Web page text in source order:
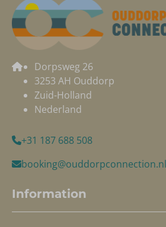
Dorpsweg 26
3253 AH Ouddorp
Zuid-Holland
Nederland
+31 187 688 508
booking@ouddorpconnection.nl
Information